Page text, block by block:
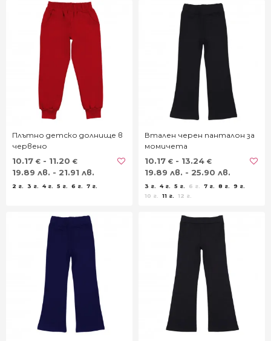
Плътно детско долнище в
червено
10.17 € - 11.20 €
19.89 лв. - 21.91 лв.
2 г. 3 г. 4 г. 5 г. 6 г. 7 г.
Втален черен панталон за
момичета
10.17 € - 13.24 €
19.89 лв. - 25.90 лв.
3 г. 4 г. 5 г. 6 г. 7 г. 8 г.
9 г.
10 г.
11 г. 12 г.